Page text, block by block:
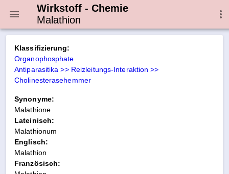
Wirkstoff - Chemie
Malathion
Klassifizierung:
Organophosphate
Antiparasitika >> Reizleitungs-Interaktion >>
Cholinesterasehemmer
Synonyme:
Malathione
Lateinisch:
Malathionum
Englisch:
Malathion
Französisch: